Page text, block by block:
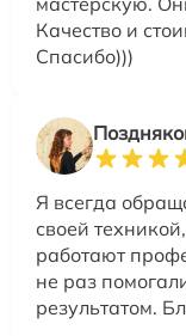
Качество и
Спасибо)))
Я всегда
своей
работают
не раз
результатом.